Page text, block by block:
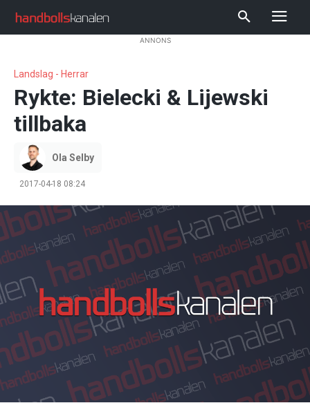
ANNONS
Landslag - Herrar
Rykte: Bielecki & Lijewski
tillbaka
Ola Selby
2017-04-18 08:24